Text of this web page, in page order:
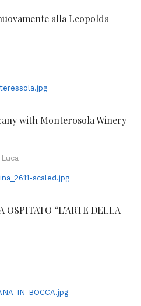
alla Leopolda
with Monterosola Winery
OSPITATO “L’ARTE DELLA